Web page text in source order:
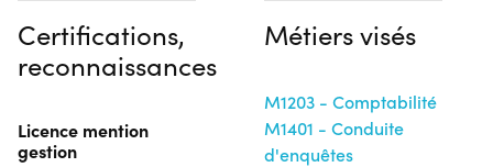
Certifications,
reconnaissances
Licence mention
gestion
Métiers visés
M1203 - Comptabilité
M1401 - Conduite
d'enquêtes